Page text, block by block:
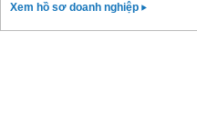
Xem hồ sơ doanh nghiệp